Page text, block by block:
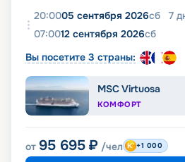
20:0005 сентября 2026сб 7
07:0012 сентября 2026сб
Вы посетите 3 страны:
MSC Virtuosa
КОМФОРТ
от 95 695 ₽ /чел +1 000